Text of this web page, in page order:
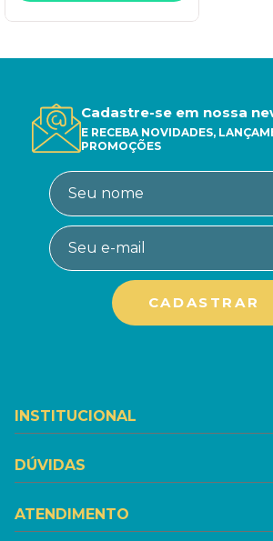
Cadastre-se em nossa
E RECEBA NOVIDADES,
PROMOÇÕES
INSTITUCIONAL
DÚVIDAS
ATENDIMENTO